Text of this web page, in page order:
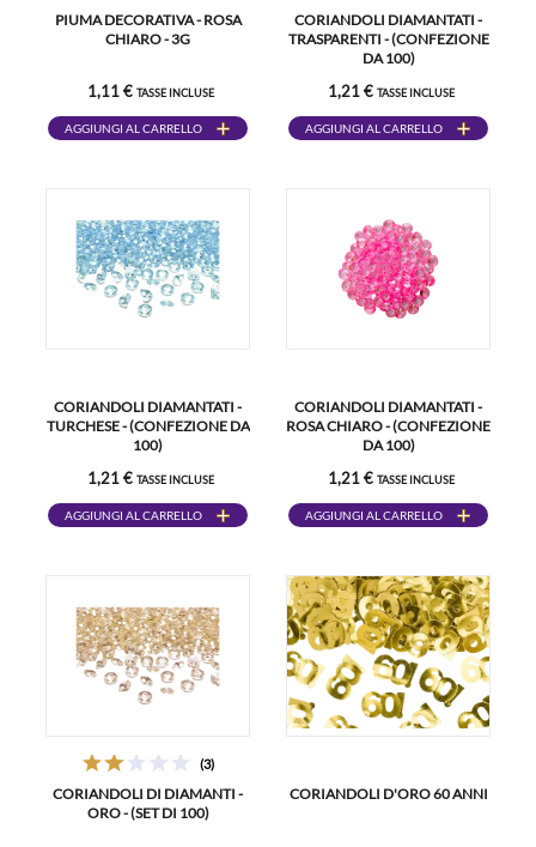
PIUMA DECORATIVA - ROSA
CHIARO - 3G
1,11 € TASSE INCLUSE
AGGIUNGI AL CARRELLO
CORIANDOLI DIAMANTATI -
TRASPARENTI - (CONFEZIONE
DA 100)
1,21 € TASSE INCLUSE
AGGIUNGI AL CARRELLO
CORIANDOLI DIAMANTATI -
TURCHESE - (CONFEZIONE DA
100)
1,21 € TASSE INCLUSE
AGGIUNGI AL CARRELLO
CORIANDOLI DIAMANTATI -
ROSA CHIARO - (CONFEZIONE
DA 100)
1,21 € TASSE INCLUSE
AGGIUNGI AL CARRELLO
(3)
CORIANDOLI DI DIAMANTI -
ORO - (SET DI 100)
CORIANDOLI D'ORO 60 ANNI